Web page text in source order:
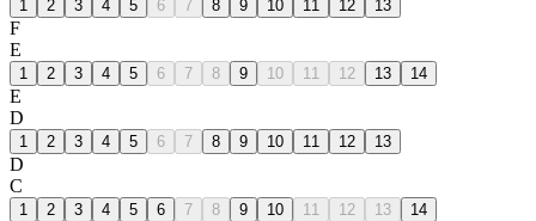
1 2 3 4 5 6 7 8 9 10 11 12 13
F
E
1 2 3 4 5 6 7 8 9 10 11 12 13 14
E
D
1 2 3 4 5 6 7 8 9 10 11 12 13
D
C
1 2 3 4 5 6 7 8 9 10 11 12 13 14